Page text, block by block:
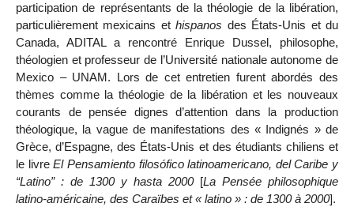
participation de représentants de la théologie de la libération,
particulièrement mexicains ethispanos des États-Unis et du
Canada, ADITAL a rencontré Enrique Dussel, philosophe,
théologien et professeur de l’Université nationale autonome de
Mexico – UNAM. Lors de cet entretien furent abordés des
thèmes comme la théologie de la libération et les nouveaux
courants de pensée dignes d’attention dans la production
théologique, la vague de manifestations des « Indignés » de
Grèce, d’Espagne, des États-Unis et des étudiants chiliens et
le livreEl Pensamiento filosófico latinoamericano, del Caribe y
“Latino” : de 1300 y hasta 2000[La Pensée philosophique
latino-américaine, des Caraïbes et « latino » : de 1300 à 2000].